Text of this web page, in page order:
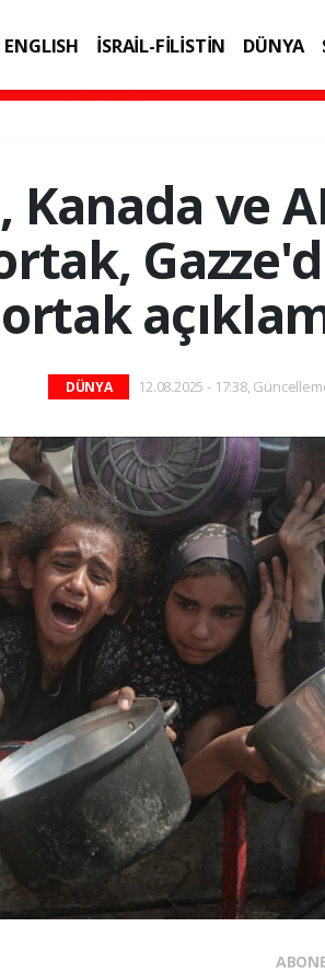
ENGLISH İSRAİL-FİLİSTİN DÜNYA
Kanada ve
ortak
DÜNYA 12.08.2025 - 17:38,